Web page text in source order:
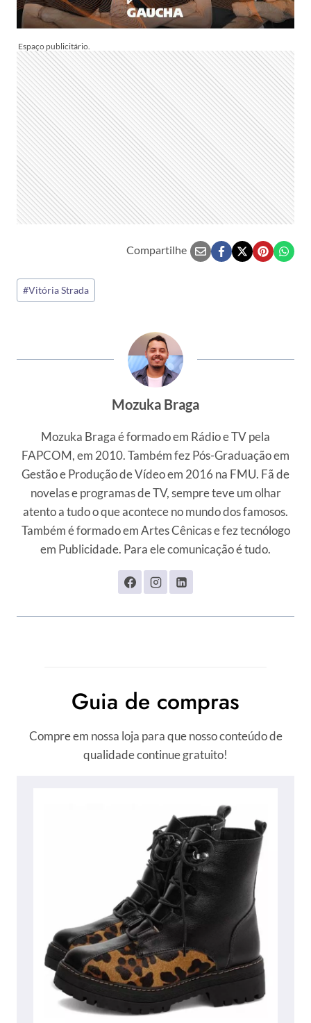
Compartilhe
Tags
do
#Vitória Strada
Mozuka Braga
Mozuka Braga é formado em Rádio e TV pela
FAPCOM, em 2010. Também fez Pós-Graduação em
Gestão e Produção de Vídeo em 2016 na FMU. Fã de
novelas e programas de TV, sempre teve um olhar
atento a tudo o que acontece no mundo dos famosos.
Também é formado em Artes Cênicas e fez tecnólogo
em Publicidade. Para ele comunicação é tudo.
Guia de compras
Compre em nossa loja para que nosso conteúdo de
qualidade continue gratuito!